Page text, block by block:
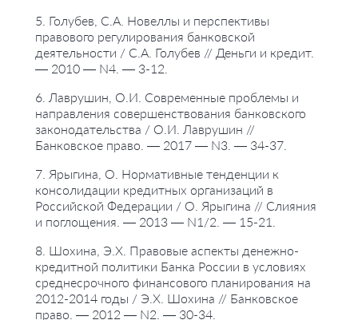
5. Голубев, С.А. Новеллы и перспективы
правового регулирования банковской
деятельности / С.А. Голубев // Деньги и кредит.
— 2010 — N4. — 3-12.
6. Лаврушин, О.И. Современные проблемы и
направления совершенствования банковского
законодательства / О.И. Лаврушин //
Банковское право. — 2017 — N3. — 34-37.
7. Ярыгина, О. Нормативные тенденции к
консолидации кредитных организаций в
Российской Федерации / О. Ярыгина // Слияния
и поглощения. — 2013 — N1/2. — 15-21.
8. Шохина, Э.Х. Правовые аспекты денежно-
кредитной политики Банка России в условиях
среднесрочного финансового планирования на
2012-2014 годы / Э.Х. Шохина // Банковское
право. — 2012 — N2. — 30-34.